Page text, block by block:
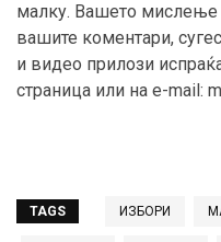
малку. Вашето
вашите коментари,
и видео прилози
страница или на e-mail:
TAGS ИЗБОРИ